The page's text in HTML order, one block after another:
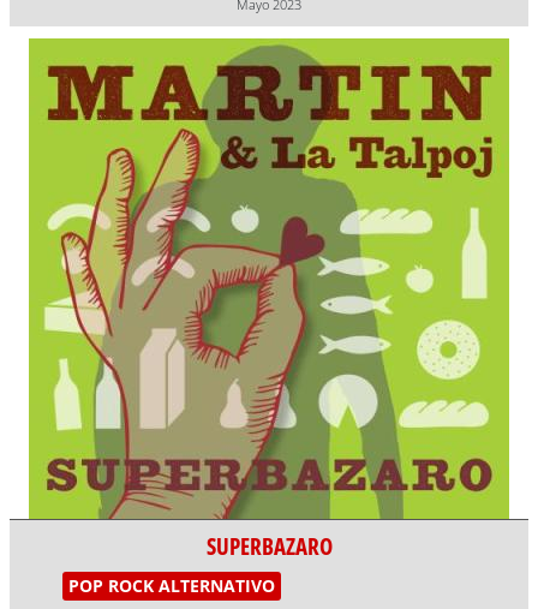
Mayo 2023
SUPERBAZARO
POP ROCK ALTERNATIVO